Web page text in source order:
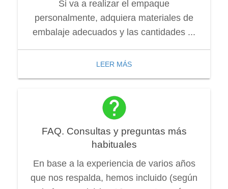
Si va a realizar el empaque
personalmente, adquiera materiales de
embalaje adecuados y las cantidades ...
LEER MÁS
FAQ. Consultas y preguntas más
habituales
En base a la experiencia de varios años
que nos respalda, hemos incluido (según